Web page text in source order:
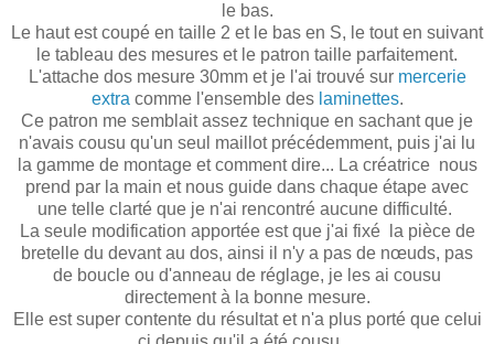
le bas.
Le haut est coupé en taille 2 et le bas en S, le tout en suivant
le tableau des mesures et le patron taille parfaitement.
L'attache dos mesure 30mm et je l'ai trouvé sur mercerie
extra comme l'ensemble des laminettes.
Ce patron me semblait assez technique en sachant que je
n'avais cousu qu'un seul maillot précédemment, puis j'ai lu
la gamme de montage et comment dire... La créatrice nous
prend par la main et nous guide dans chaque étape avec
une telle clarté que je n'ai rencontré aucune difficulté.
La seule modification apportée est que j'ai fixé la pièce de
bretelle du devant au dos, ainsi il n'y a pas de nœuds, pas
de boucle ou d'anneau de réglage, je les ai cousu
directement à la bonne mesure.
Elle est super contente du résultat et n'a plus porté que celui